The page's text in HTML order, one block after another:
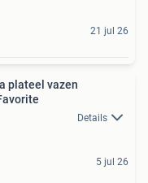
21 jul 26
plateel vazen
Details
5 jul 26